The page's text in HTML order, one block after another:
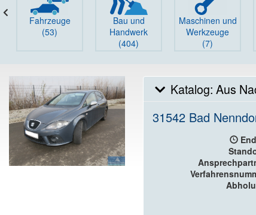
Fahrzeuge
(53)
Bau und
Handwerk
(404)
Maschinen und
Werkzeuge
(7)
Katalog: Aus
31542 Bad